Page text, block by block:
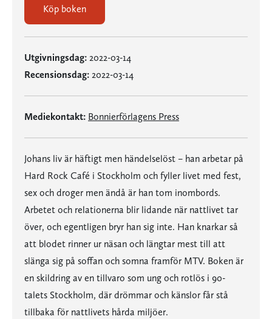
Köp boken
Utgivningsdag: 2022-03-14
Recensionsdag: 2022-03-14
Mediekontakt: Bonnierförlagens Press
Johans liv är häftigt men händelselöst – han arbetar på
Hard Rock Café i Stockholm och fyller livet med fest,
sex och droger men ändå är han tom inombords.
Arbetet och relationerna blir lidande när nattlivet tar
över, och egentligen bryr han sig inte. Han knarkar så
att blodet rinner ur näsan och längtar mest till att
slänga sig på soffan och somna framför MTV. Boken är
en skildring av en tillvaro som ung och rotlös i 90-
talets Stockholm, där drömmar och känslor får stå
tillbaka för nattlivets hårda miljöer.